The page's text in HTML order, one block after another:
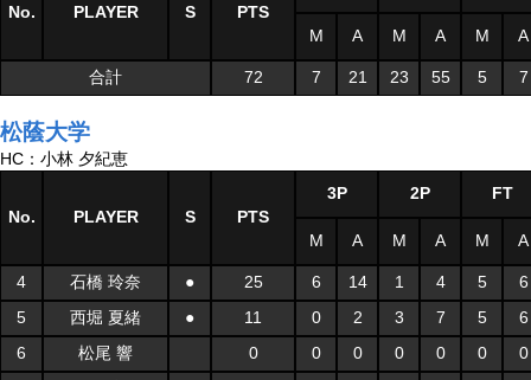
No. PLAYER S PTS
M A M A M A
合計 72 7 21 23 55 5 7
松蔭大学
HC：小林 夕紀恵
No. PLAYER S PTS
3P 2P FT
M A M A M A
4 石橋 玲奈 ● 25 6 14 1 4 5
6
5
西堀 夏緒 ● 11 0 2 3 7 5
6
6
松尾 響 0 0 0 0 0 0
0